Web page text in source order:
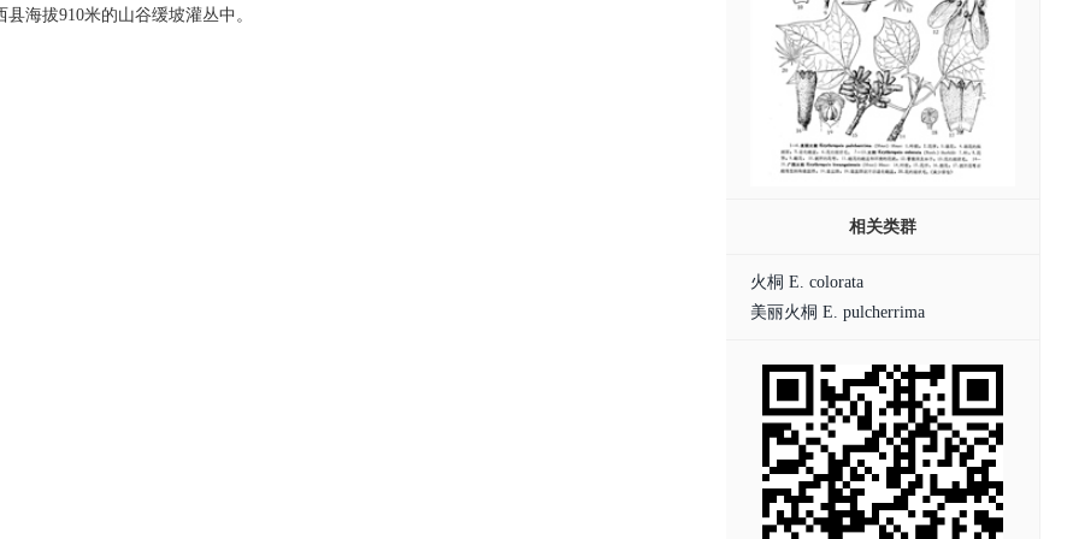
县海拔910米的山谷缓坡灌丛中。
相关类群
火桐 E. colorata
美丽火桐 E. pulcherrima